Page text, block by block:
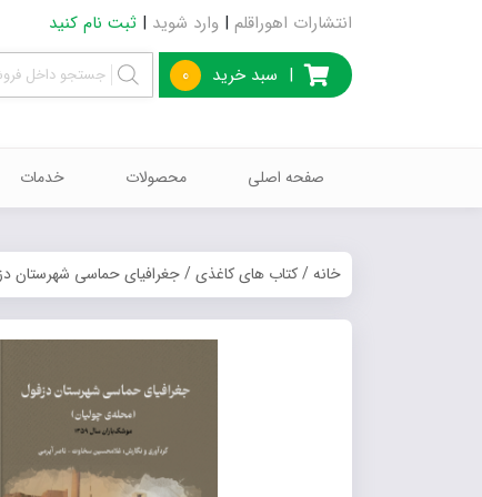
انتشارات اهوراقلم | وارد شوید | ثبت نام کنید
| سبد خرید 0
صفحه اصلی محصولات خدمات
خانه/کتاب های کاغذی/ جغرافیای حماسی شهرستان